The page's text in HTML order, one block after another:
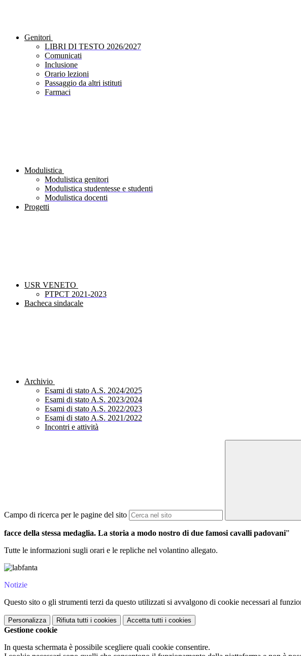
Genitori
LIBRI DI TESTO 2026/2027
Comunicati
Inclusione
Orario lezioni
Passaggio da altri istituti
Farmaci
Modulistica
Modulistica genitori
Modulistica studentesse e studenti
Modulistica docenti
Progetti
USR VENETO
PTPCT 2021-2023
Bacheca sindacale
Archivio
Esami di stato A.S. 2024/2025
Esami di stato A.S. 2023/2024
Esami di stato A.S. 2022/2023
Esami di stato A.S. 2021/2022
Incontri e attività
Campo di ricerca per le pagine del sito
facce della stessa medaglia. La storia a modo nostro di due famosi cavalli padovani”
Tutte le informazioni sugli orari e le repliche nel volantino allegato.
Notizie
Questo sito o gli strumenti terzi da questo utilizzati si avvalgono di cookie necessari al
Personalizza Rifiuta tutti i cookies Accetta tutti i cookies
Gestione cookie
In questa schermata è possibile scegliere quali cookie consentire.